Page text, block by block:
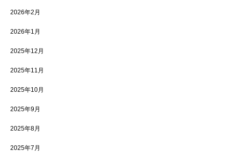
2026年2月
2026年1月
2025年12月
2025年11月
2025年10月
2025年9月
2025年8月
2025年7月